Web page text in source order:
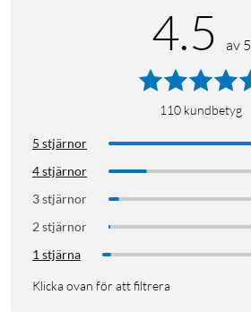
4.5 av 5
110 kundbetyg
5 stjärnor
4 stjärnor
3 stjärnor
2 stjärnor
1 stjärna
Klicka ovan för att filtrera